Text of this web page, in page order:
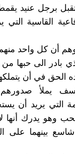
برجل عنيد
القاسية التي
أن كل واحد
بادر الى حبها
الحق في أن
يملأ
التي يريد أن
وهو يدرك أنها
بينهما على